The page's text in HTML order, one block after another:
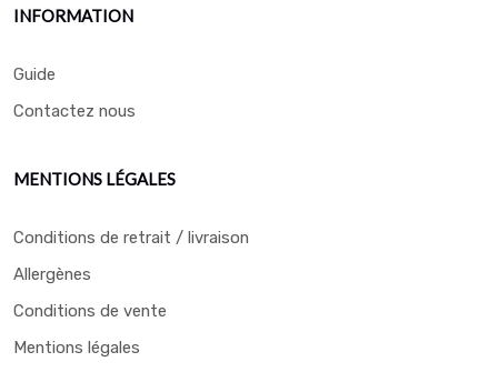
INFORMATION
Guide
Contactez nous
MENTIONS LÉGALES
Conditions de retrait / livraison
Allergènes
Conditions de vente
Mentions légales